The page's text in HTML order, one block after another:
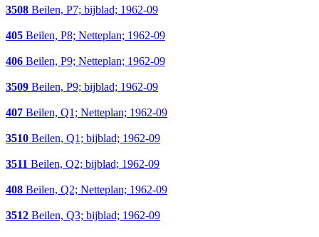
3508 Beilen, P7; bijblad; 1962-09
405 Beilen, P8; Netteplan; 1962-09
406 Beilen, P9; Netteplan; 1962-09
3509 Beilen, P9; bijblad; 1962-09
407 Beilen, Q1; Netteplan; 1962-09
3510 Beilen, Q1; bijblad; 1962-09
3511 Beilen, Q2; bijblad; 1962-09
408 Beilen, Q2; Netteplan; 1962-09
3512 Beilen, Q3; bijblad; 1962-09